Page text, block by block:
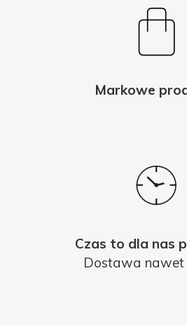
Markowe
Czas to dla nas
Dostawa nawet